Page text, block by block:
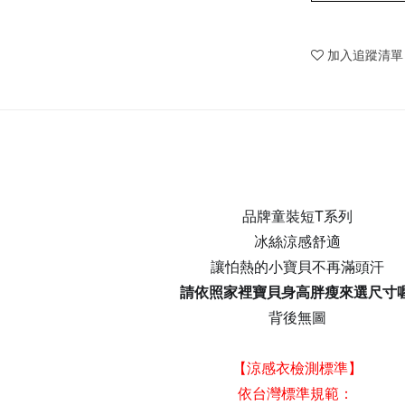
加入追蹤清單
品牌童裝短T系列
冰絲涼感舒適
讓怕熱的小寶貝不再滿頭汗
請依照家裡寶貝身高胖瘦來選尺寸
背後無圖
【涼感衣檢測標準】
依台灣標準規範：